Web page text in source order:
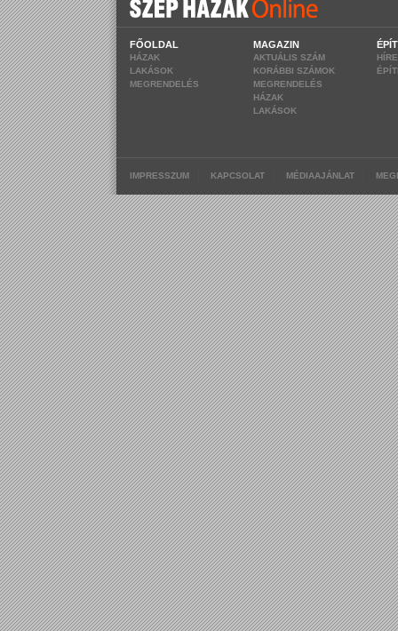
FŐOLDAL
HÁZAK
LAKÁSOK
MEGRENDELÉS
MAGAZIN
AKTUÁLIS SZÁM
KORÁBBI SZÁMOK
MEGRENDELÉS
HÁZAK
LAKÁSOK
IMPRESSZUM KAPCSOLAT MÉDIAAJÁNLAT